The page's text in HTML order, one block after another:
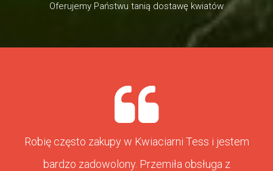
Oferujemy Państwu tanią dostawę kwiatów
Robię często zakupy w Kwiaciarni Tess i jestem
bardzo zadowolony. Przemiła obsługa z